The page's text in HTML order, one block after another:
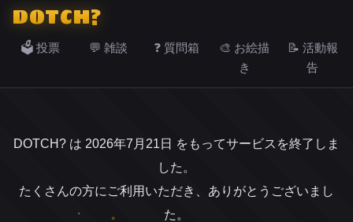
DOTCH?
🗳️ 投票 💬 雑談 ❓ 質問箱
🎨 お絵描
き
📝 活動報
告
DOTCH? は 2026年7月21日 をもってサービスを終了しま
した。
たくさんの方にご利用いただき、ありがとうございまし
た。